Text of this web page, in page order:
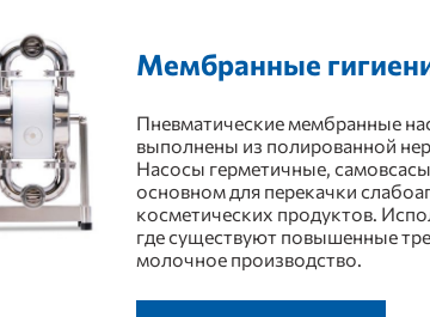
Мембранные
Пневматические мембранные
выполнены из полированной
Насосы герметичные,
основном для перекачки
косметических продуктов.
где существуют повышенные
молочное производство.